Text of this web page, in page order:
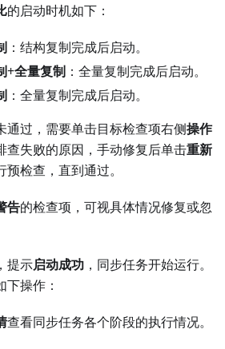
的启动时机如下：
：结构复制完成后启动。
+全量复制 ：全量复制完成后启动。
：全量复制完成后启动。
通过，需要单击目标检查项右侧操作
查失败的原因，手动修复后单击重新
预检查，直到通过。
告的检查项，可视具体情况修复或忽
提示启动成功 ，同步任务开始运行。
操作：
查看同步任务各个阶段的执行情况。